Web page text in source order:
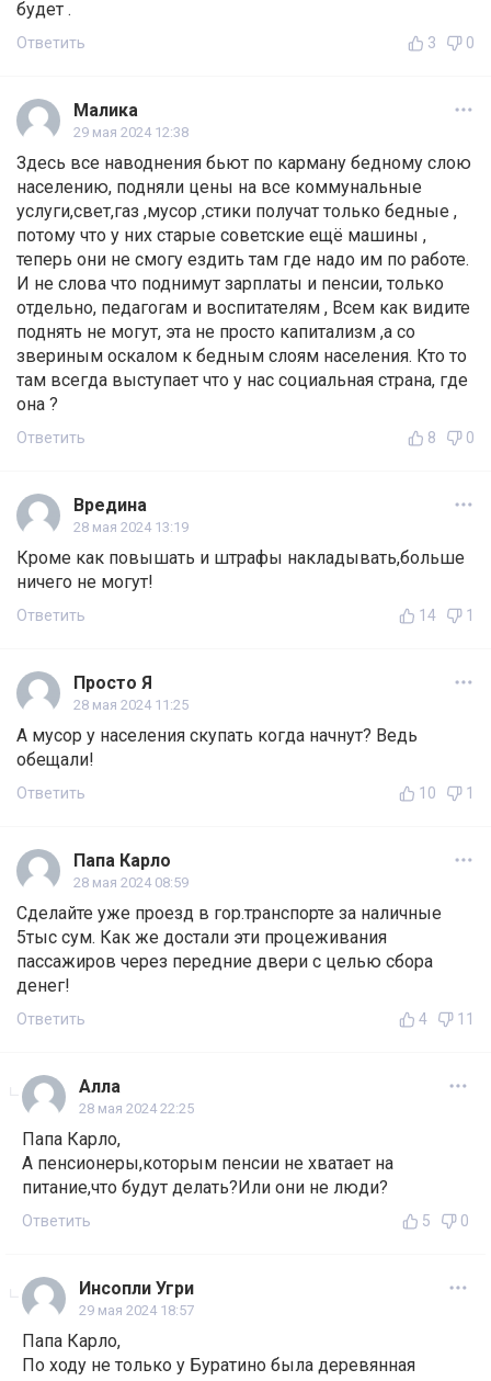
будет .
Ответить 3 0
Малика
29 мая 2024 12:38
Здесь все наводнения бьют по карману бедному слою
населению, подняли цены на все коммунальные
услуги,свет,газ ,мусор ,стики получат только бедные ,
потому что у них старые советские ещё машины ,
теперь они не смогу ездить там где надо им по работе.
И не слова что поднимут зарплаты и пенсии, только
отдельно, педагогам и воспитателям , Всем как видите
поднять не могут, эта не просто капитализм ,а со
звериным оскалом к бедным слоям населения. Кто то
там всегда выступает что у нас социальная страна, где
она ?
Ответить 8 0
Вредина
28 мая 2024 13:19
Кроме как повышать и штрафы накладывать,больше
ничего не могут!
Ответить 14 1
Просто Я
28 мая 2024 11:25
А мусор у населения скупать когда начнут? Ведь
обещали!
Ответить 10 1
Папа Карло
28 мая 2024 08:59
Сделайте уже проезд в гор.транспорте за наличные
5тыс сум. Как же достали эти процеживания
пассажиров через передние двери с целью сбора
денег!
Ответить 4 11
Алла
28 мая 2024 22:25
Папа Карло,
А пенсионеры,которым пенсии не хватает на
питание,что будут делать?Или они не люди?
Ответить 5 0
Инсопли Угри
29 мая 2024 18:57
Папа Карло,
По ходу не только у Буратино была деревянная